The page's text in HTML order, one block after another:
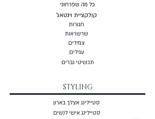
כל מה שפרחוני
קולקציית וינטאג'
חגורות
שרשראות
צמידים
עגילים
תכשיטי גברים
STYLING
סטיילינג אצלך בארון
סטיילינג אישי לנשים